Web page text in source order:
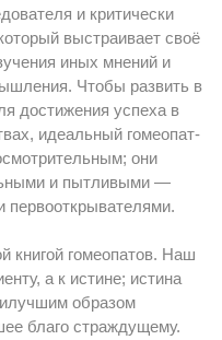
и критически
выстраивает своё
иных мнений и
Чтобы развить в
достижения успеха в
идеальный гомеопат-
они
и пытливыми —
первооткрывателями.
книгой гомеопатов. Наш
а к истине; истина
образом
благо страждущему.